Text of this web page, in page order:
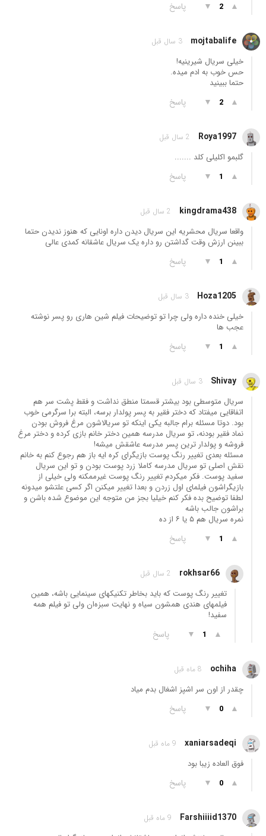
▲
2
▼ پاسخ
mojtabalife 3 سال قبل
خیلی سریال شیرینیه!
حس خوب به ادم میده.
حتما ببینید
▲
2
▼ پاسخ
Roya1997 2 سال قبل
گلبمو اکلیلی کلد .......
▲
1
▼ پاسخ
kingdrama438 2 سال قبل
واقعا سریال محشریه این سریال دیدن داره اونایی که هنوز ندیدن حتما
ببینن ارزش وقت گداشتن رو داره یک سریال عاشقانه کمدی عالی
▲
1
▼ پاسخ
Hoza1205 3 سال قبل
خیلی خنده داره ولی چرا تو توضیحات فیلم شین هاری رو پسر نوشته
عجب ها
▲
1
▼ پاسخ
Shivay 3 سال قبل
سریال متوسطی بود بیشتر قسمتا منطق نداشت و فقط پشت سر هم
اتفاقایی میفتاد که دختر فقیر به پسر پولدار برسه، البته برا سرگرمی خوب
بود. دوتا مسئله برام جالبه یکی اینکه تو سریالاشون مرغ فروش بودن
نماد فقیر بودنه، تو سریال مدرسه همین دختر خانم بازی کرده و دختر مرغ
فروشه و پولدار ترین پسر مدرسه عاشقش میشه!
مسئله بعدی تغییر رنگ پوست بازیگرای کره ایه باز هم رجوع کنم به خانم
نقش اصلی تو سریال مدرسه کاملا زرد پوست بودن و تو این سریال
سفید پوست. فکر میکردم تغییر رنگ پوست غیرممکنه ولی خیلی از
بازیگراشون فیلمای اول زردن و بعدا تغییر میکنن اگر کسی علتشو میدونه
لطفا توضیح بده فکر کنم خیلیا بجز من متوجه این موضوع شده باشن و
براشون جالب باشه
نمره سریال هم ۵ یا ۶ از ده
▲
1
▼ پاسخ
rokhsar66 2 سال قبل
تغییر رنگ پوست که باید بخاطر تکنیکهای سینمایی باشه، همین
فیلمهای هندی همشون سیاه و نهایت سبزه‌ان ولی تو فیلم همه
سفید!
▲
1
▼ پاسخ
ochiha 8 ماه قبل
چقدر از اون سر اشپز اشغال بدم میاد
▲
0
▼ پاسخ
xaniarsadeqi 9 ماه قبل
فوق العاده زیبا بود
▲
0
▼ پاسخ
Farshiiiid1370 9 ماه قبل